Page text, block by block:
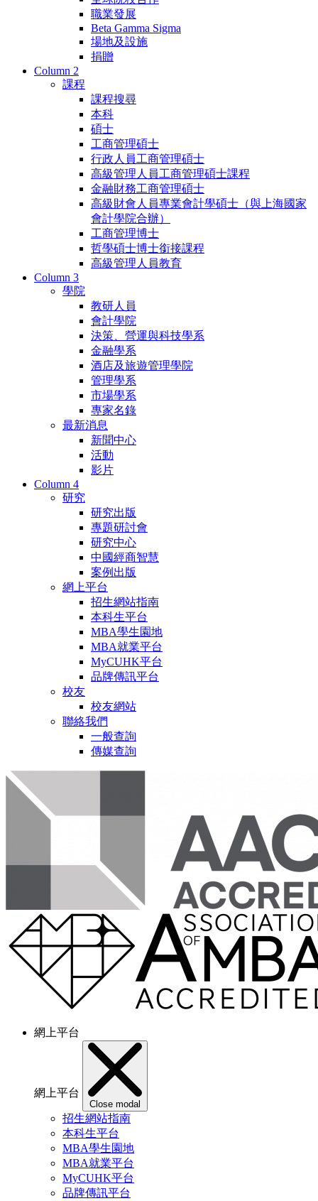
職業發展
Beta Gamma Sigma
場地及設施
捐贈
Column 2
課程
課程搜尋
本科
碩士
工商管理碩士
行政人員工商管理碩士
高級管理人員工商管理碩士課程
金融財務工商管理碩士
高級財會人員專業會計學碩士（與上海國家
會計學院合辦）
工商管理博士
哲學碩士博士銜接課程
高級管理人員教育
Column 3
學院
教研人員
會計學院
決策、營運與科技學系
金融學系
酒店及旅遊管理學院
管理學系
市場學系
專家名錄
最新消息
新聞中心
活動
影片
Column 4
研究
研究出版
專題研討會
研究中心
中國經商智慧
案例出版
網上平台
招生網站指南
本科生平台
MBA學生園地
MBA就業平台
MyCUHK平台
品牌傳訊平台
校友
校友網站
聯絡我們
一般查詢
傳媒查詢
網上平台
網上平台
Close modal
招生網站指南
本科生平台
MBA學生園地
MBA就業平台
MyCUHK平台
品牌傳訊平台